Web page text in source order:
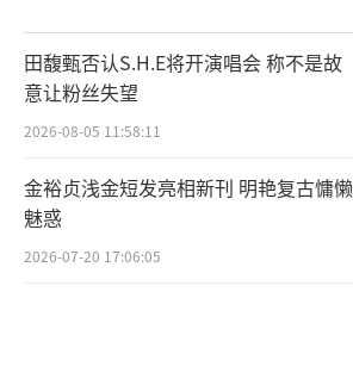
田馥甄否认S.H.E将开演唱会 称不是故
意让粉丝失望
2026-08-05 11:58:11
金裕贞浅金短发亮相新刊 明艳复古慵懒
魅惑
2026-07-20 17:06:05